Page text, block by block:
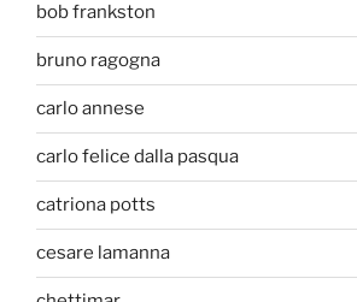
bob frankston
bruno ragogna
carlo annese
carlo felice dalla pasqua
catriona potts
cesare lamanna